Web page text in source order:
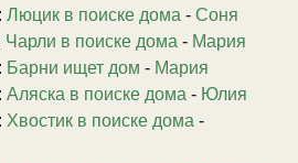
Люцик в поиске дома - Соня
Чарли в поиске дома - Мария
Барни ищет дом - Мария
Аляска в поиске дома - Юлия
Хвостик в поиске дома -